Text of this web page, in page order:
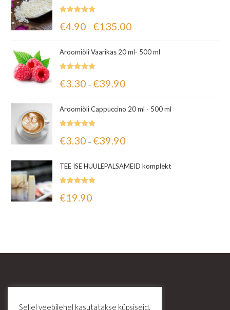
5.00/ 5
€4.90 – €135.00
Aroomiõli Vaarikas 20 ml- 500 ml
5.00/ 5
€3.30 – €39.90
Aroomiõli Cappuccino 20 ml - 500 ml
5.00/ 5
€3.30 – €39.90
TEE ISE HUULEPALSAMEID komplekt
5.00 / 5
€19.90
Sellel veebilehel kasutatakse küpsiseid.